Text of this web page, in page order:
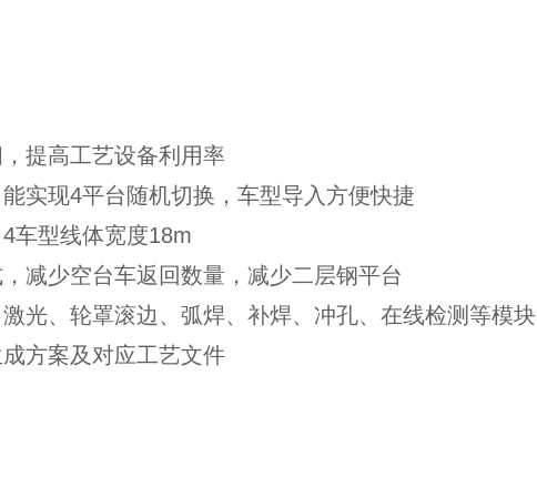
提高工艺设备利用率
实现4平台随机切换，车型导入方便快捷
车型线体宽度18m
减少空台车返回数量，减少二层钢平台
光、轮罩滚边、弧焊、补焊、冲孔、在线检测等模块
方案及对应工艺文件